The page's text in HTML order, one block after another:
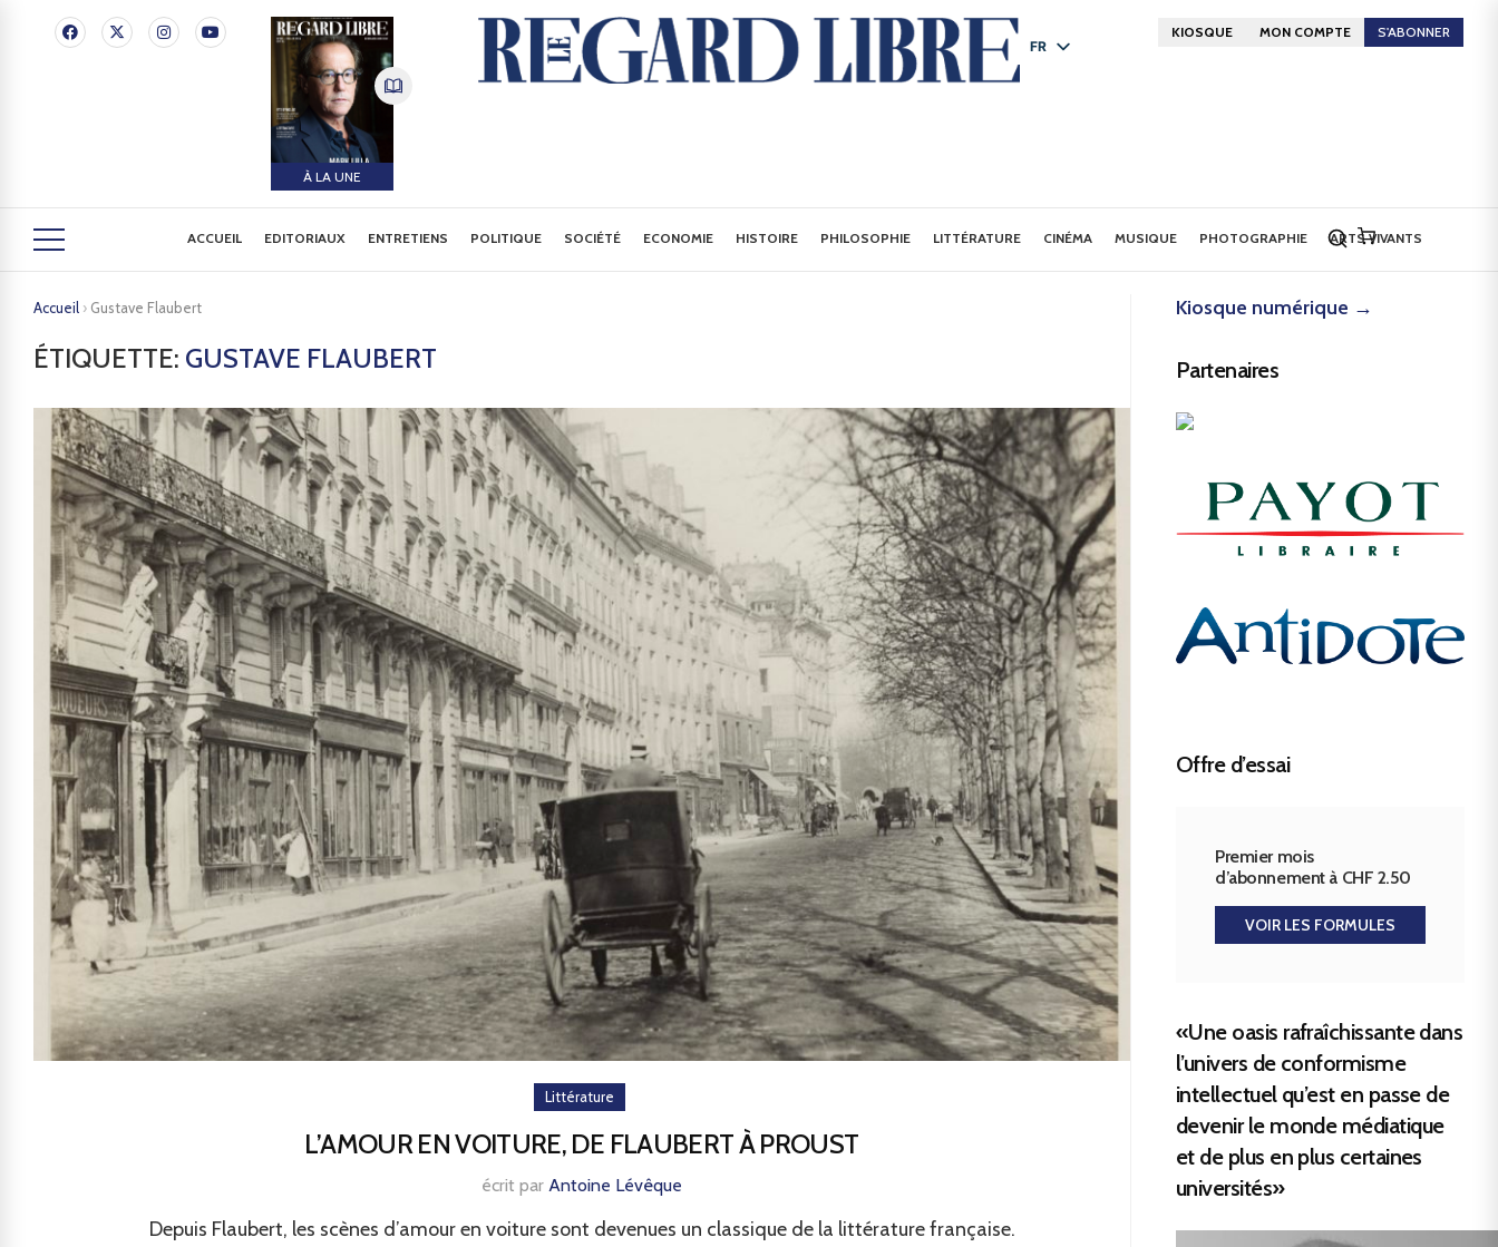
À LA UNE
FR
KIOSQUE MON COMPTE S'ABONNER
ACCUEIL EDITORIAUX ENTRETIENS POLITIQUE SOCIÉTÉ ECONOMIE HISTOIRE PHILOSOPHIE LITTÉRATURE CINÉMA MUSIQUE PHOTOGRAPHIE ARTS VIVANTS
Accueil › Gustave Flaubert
ÉTIQUETTE: GUSTAVE FLAUBERT
Littérature
L’AMOUR EN VOITURE, DE FLAUBERT À PROUST
écrit par Antoine Lévêque
Depuis Flaubert, les scènes d’amour en voiture sont devenues un classique de la littérature française.
Kiosque numérique →
Partenaires
Offre d’essai
Premier mois
d’abonnement à CHF 2.50
VOIR LES FORMULES
«Une oasis rafraîchissante dans
l’univers de conformisme
intellectuel qu’est en passe de
devenir le monde médiatique
et de plus en plus certaines
universités»